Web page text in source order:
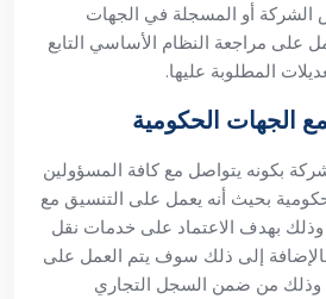
الشركة أو المسجلة في الجهات
على مراجعة النظام الأساسي التابع
المطلوبة عليها.
الجهات الحكومية
بكونه يتواصل مع كافة المسؤولين
بحيث أنه يعمل على التنسيق مع
وذلك بهدف الاعتماد على خدمات نقل
إلى ذلك سوف يتم العمل على
وذلك من ضمن السجل التجاري